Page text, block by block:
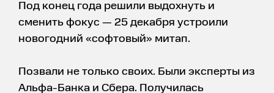
Под конец года решили выдохнуть и
сменить фокус — 25 декабря устроили
новогодний «софтовый» митап.
Позвали не только своих. Были эксперты из
Альфа-Банка и Сбера. Получилась